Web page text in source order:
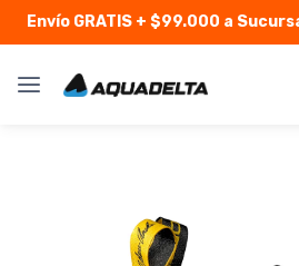
Envío GRATIS+ $99.000 a